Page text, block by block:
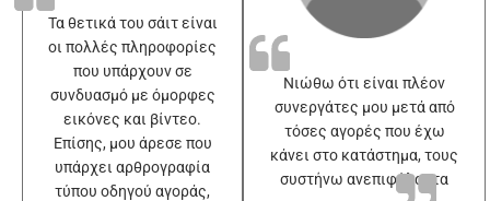
Τα θετικά του σάιτ είναι
οι πολλές πληροφορίες
που υπάρχουν σε
συνδυασμό με όμορφες
εικόνες και βίντεο.
Επίσης, μου άρεσε που
υπάρχει αρθρογραφία
τύπου οδηγού αγοράς,
Νιώθω ότι είναι πλέον
συνεργάτες μου μετά από
τόσες αγορές που έχω
κάνει στο κατάστημα, τους
συστήνω ανεπιφύλακτα